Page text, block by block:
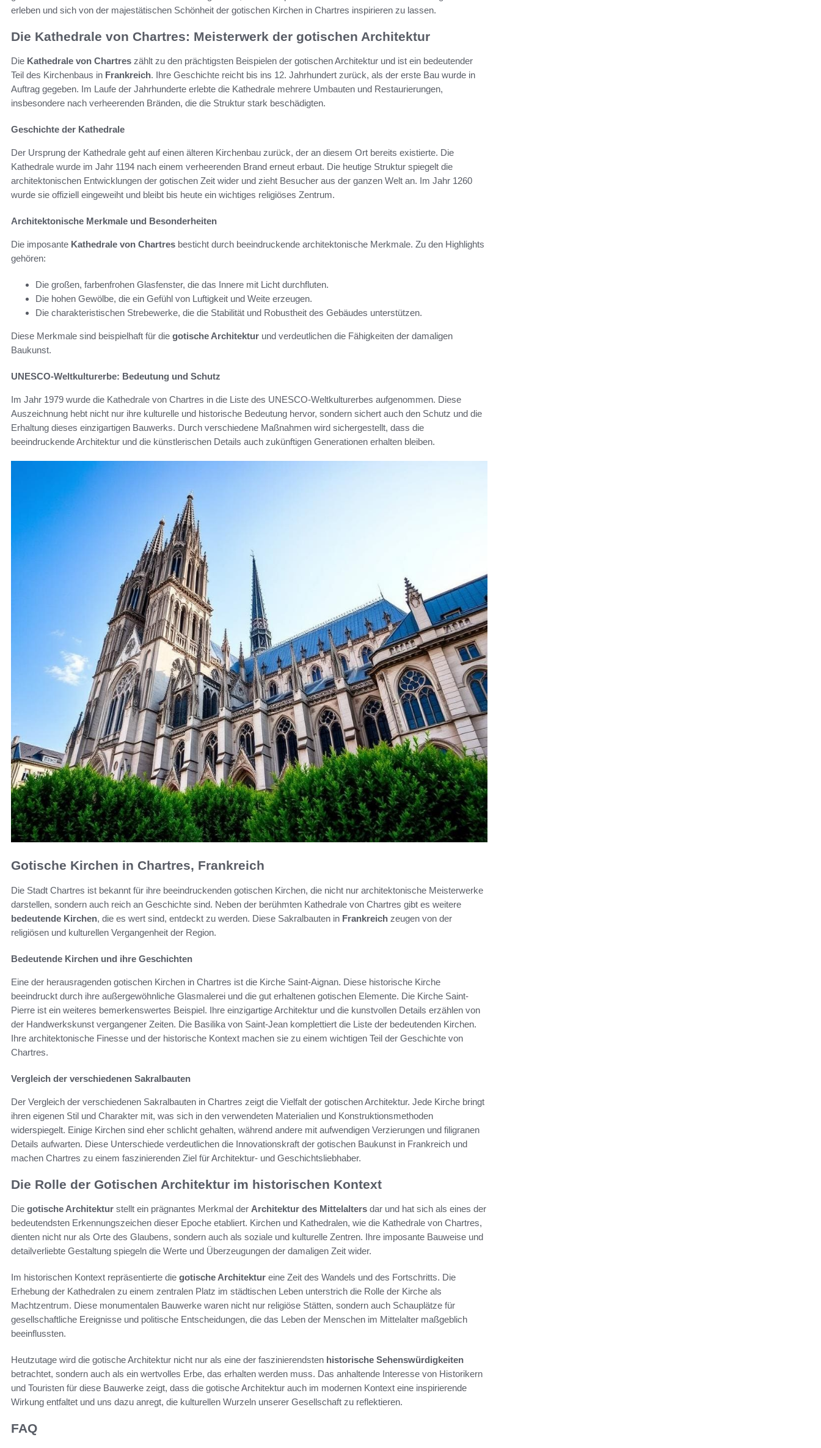
erleben und sich von der majestätischen Schönheit der gotischen Kirchen in Chartres inspirieren zu lassen.
Die Kathedrale von Chartres: Meisterwerk der gotischen Architektur
Die Kathedrale von Chartres zählt zu den prächtigsten Beispielen der gotischen Architektur und ist ein bedeutender
Teil des Kirchenbaus in Frankreich. Ihre Geschichte reicht bis ins 12. Jahrhundert zurück, als der erste Bau wurde in
Auftrag gegeben. Im Laufe der Jahrhunderte erlebte die Kathedrale mehrere Umbauten und Restaurierungen,
insbesondere nach verheerenden Bränden, die die Struktur stark beschädigten.
Geschichte der Kathedrale
Der Ursprung der Kathedrale geht auf einen älteren Kirchenbau zurück, der an diesem Ort bereits existierte. Die
Kathedrale wurde im Jahr 1194 nach einem verheerenden Brand erneut erbaut. Die heutige Struktur spiegelt die
architektonischen Entwicklungen der gotischen Zeit wider und zieht Besucher aus der ganzen Welt an. Im Jahr 1260
wurde sie offiziell eingeweiht und bleibt bis heute ein wichtiges religiöses Zentrum.
Architektonische Merkmale und Besonderheiten
Die imposante Kathedrale von Chartres besticht durch beeindruckende architektonische Merkmale. Zu den Highlights
gehören:
Die großen, farbenfrohen Glasfenster, die das Innere mit Licht durchfluten.
Die hohen Gewölbe, die ein Gefühl von Luftigkeit und Weite erzeugen.
Die charakteristischen Strebewerke, die die Stabilität und Robustheit des Gebäudes unterstützen.
Diese Merkmale sind beispielhaft für die gotische Architektur und verdeutlichen die Fähigkeiten der damaligen
Baukunst.
UNESCO-Weltkulturerbe: Bedeutung und Schutz
Im Jahr 1979 wurde die Kathedrale von Chartres in die Liste des UNESCO-Weltkulturerbes aufgenommen. Diese
Auszeichnung hebt nicht nur ihre kulturelle und historische Bedeutung hervor, sondern sichert auch den Schutz und die
Erhaltung dieses einzigartigen Bauwerks. Durch verschiedene Maßnahmen wird sichergestellt, dass die
beeindruckende Architektur und die künstlerischen Details auch zukünftigen Generationen erhalten bleiben.
Gotische Kirchen in Chartres, Frankreich
Die Stadt Chartres ist bekannt für ihre beeindruckenden gotischen Kirchen, die nicht nur architektonische Meisterwerke
darstellen, sondern auch reich an Geschichte sind. Neben der berühmten Kathedrale von Chartres gibt es weitere
bedeutende Kirchen, die es wert sind, entdeckt zu werden. Diese Sakralbauten in Frankreich zeugen von der
religiösen und kulturellen Vergangenheit der Region.
Bedeutende Kirchen und ihre Geschichten
Eine der herausragenden gotischen Kirchen in Chartres ist die Kirche Saint-Aignan. Diese historische Kirche
beeindruckt durch ihre außergewöhnliche Glasmalerei und die gut erhaltenen gotischen Elemente. Die Kirche Saint-
Pierre ist ein weiteres bemerkenswertes Beispiel. Ihre einzigartige Architektur und die kunstvollen Details erzählen von
der Handwerkskunst vergangener Zeiten. Die Basilika von Saint-Jean komplettiert die Liste der bedeutenden Kirchen.
Ihre architektonische Finesse und der historische Kontext machen sie zu einem wichtigen Teil der Geschichte von
Chartres.
Vergleich der verschiedenen Sakralbauten
Der Vergleich der verschiedenen Sakralbauten in Chartres zeigt die Vielfalt der gotischen Architektur. Jede Kirche bringt
ihren eigenen Stil und Charakter mit, was sich in den verwendeten Materialien und Konstruktionsmethoden
widerspiegelt. Einige Kirchen sind eher schlicht gehalten, während andere mit aufwendigen Verzierungen und filigranen
Details aufwarten. Diese Unterschiede verdeutlichen die Innovationskraft der gotischen Baukunst in Frankreich und
machen Chartres zu einem faszinierenden Ziel für Architektur- und Geschichtsliebhaber.
Die Rolle der Gotischen Architektur im historischen Kontext
Die gotische Architektur stellt ein prägnantes Merkmal der Architektur des Mittelalters dar und hat sich als eines der
bedeutendsten Erkennungszeichen dieser Epoche etabliert. Kirchen und Kathedralen, wie die Kathedrale von Chartres,
dienten nicht nur als Orte des Glaubens, sondern auch als soziale und kulturelle Zentren. Ihre imposante Bauweise und
detailverliebte Gestaltung spiegeln die Werte und Überzeugungen der damaligen Zeit wider.
Im historischen Kontext repräsentierte die gotische Architektur eine Zeit des Wandels und des Fortschritts. Die
Erhebung der Kathedralen zu einem zentralen Platz im städtischen Leben unterstrich die Rolle der Kirche als
Machtzentrum. Diese monumentalen Bauwerke waren nicht nur religiöse Stätten, sondern auch Schauplätze für
gesellschaftliche Ereignisse und politische Entscheidungen, die das Leben der Menschen im Mittelalter maßgeblich
beeinflussten.
Heutzutage wird die gotische Architektur nicht nur als eine der faszinierendsten historische Sehenswürdigkeiten
betrachtet, sondern auch als ein wertvolles Erbe, das erhalten werden muss. Das anhaltende Interesse von Historikern
und Touristen für diese Bauwerke zeigt, dass die gotische Architektur auch im modernen Kontext eine inspirierende
Wirkung entfaltet und uns dazu anregt, die kulturellen Wurzeln unserer Gesellschaft zu reflektieren.
FAQ